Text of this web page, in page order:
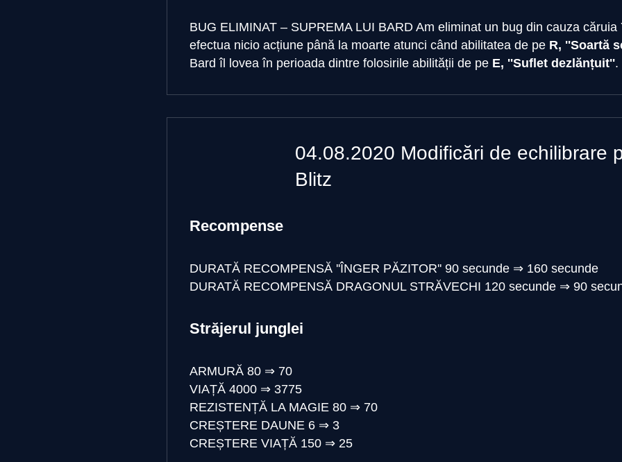
BUG ELIMINAT – SUPREMA LUI BARD Am eliminat un bug din cauza căruia
efectua nicio acțiune până la moarte atunci când abilitatea de pe R, ''Soartă
Bard îl lovea în perioada dintre folosirile abilității de pe E, ''Suflet dezlănțuit''.
04.08.2020 Modificări de echilibrare
Blitz
Recompense
DURATĂ RECOMPENSĂ ''ÎNGER PĂZITOR'' 90 secunde ⇒ 160 secunde
DURATĂ RECOMPENSĂ DRAGONUL STRĂVECHI 120 secunde ⇒ 90
Străjerul junglei
ARMURĂ 80 ⇒ 70
VIAȚĂ 4000 ⇒ 3775
REZISTENȚĂ LA MAGIE 80 ⇒ 70
CREȘTERE DAUNE 6 ⇒ 3
CREȘTERE VIAȚĂ 150 ⇒ 25